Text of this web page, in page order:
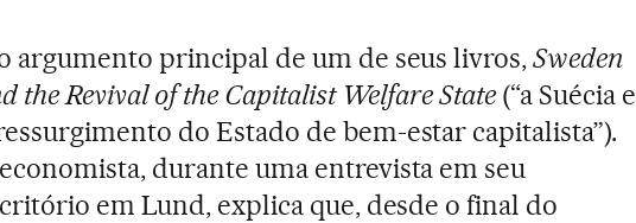
argumento principal de um de seus livros,Sweden
the Revival of the Capitalist Welfare State(“a Suécia e
do Estado de bem-estar capitalista”).
durante uma entrevista em seu
em Lund, explica que, desde o final do